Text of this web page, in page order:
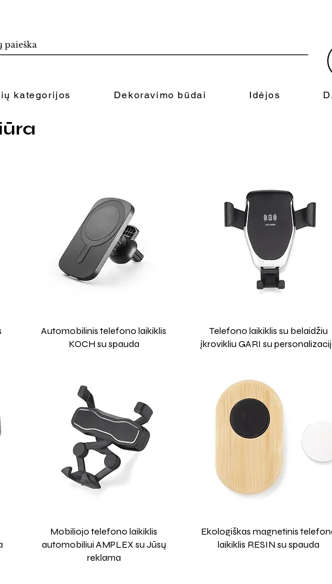
kategorijos Dekoravimo būdai Idėjos
Automobilinis telefono laikiklis
KOCH su spauda
Telefono laikiklis su belaidžiu
įkrovikliu GARI su
Mobiliojo telefono laikiklis
automobiliui AMPLEX su Jūsų
reklama
Ekologiškas magnetinis
laikiklis RESIN su spauda